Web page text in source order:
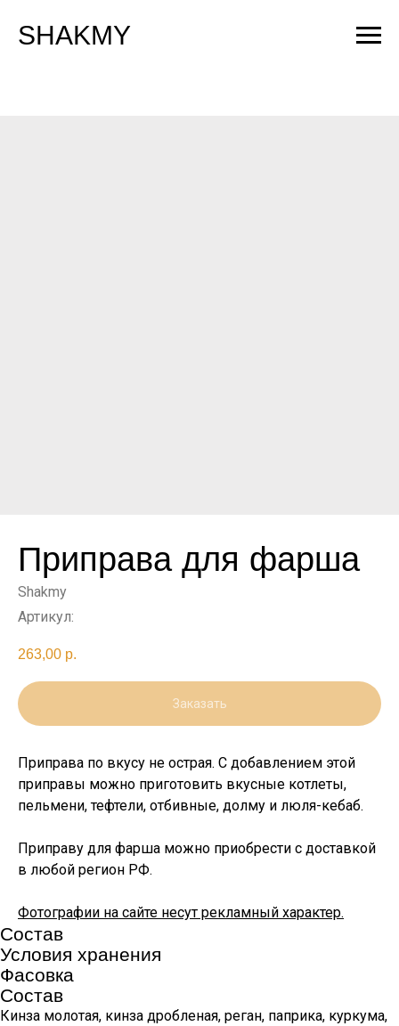
SHAKMY
Приправа для фарша
Shakmy
Артикул:
263,00 р.
Заказать
Приправа по вкусу не острая. С добавлением этой
приправы можно приготовить вкусные котлеты,
пельмени, тефтели, отбивные, долму и люля-кебаб.
Приправу для фарша можно приобрести с доставкой
в любой регион РФ.
Фотографии на сайте несут рекламный характер.
Состав
Условия хранения
Фасовка
Состав
Кинза молотая, кинза дробленая, реган, паприка, куркума,